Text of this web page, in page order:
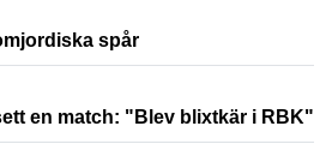
spår
en match: "Blev blixtkär i RBK"